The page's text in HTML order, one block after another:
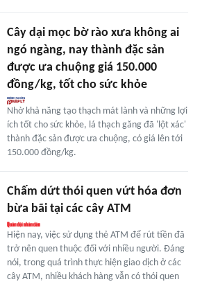
Cây dại mọc bờ rào xưa không ai
ngó ngàng, nay thành đặc sản
được ưa chuộng giá 150.000
đồng/kg, tốt cho sức khỏe
Nhờ khả năng tạo thạch mát lành và những lợi
ích tốt cho sức khỏe, lá thạch găng đã 'lột xác'
thành đặc sản được ưa chuộng, có giá lên tới
150.000 đồng/kg.
Chấm dứt thói quen vứt hóa đơn
bừa bãi tại các cây ATM
Hiện nay, việc sử dụng thẻ ATM để rút tiền đã
trở nên quen thuộc đối với nhiều người. Đáng
nói, trong quá trình thực hiện giao dịch ở các
cây ATM, nhiều khách hàng vẫn có thói quen